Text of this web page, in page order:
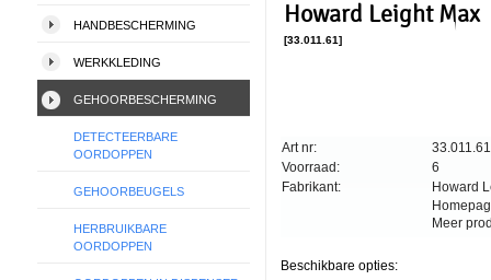
HANDBESCHERMING
WERKKLEDING
GEHOORBESCHERMING
DETECTEERBARE
OORDOPPEN
GEHOORBEUGELS
HERBRUIKBARE
OORDOPPEN
Howard Leight Max
[33.011.61]
Art nr:
Voorraad:
Fabrikant:
33.011.61
6
Howard
Meer
Beschikbare opties: